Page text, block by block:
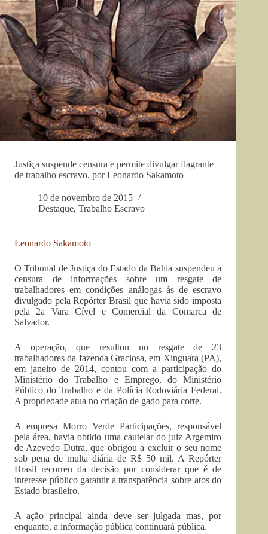
Justiça suspende censura e permite divulgar flagrante
de trabalho escravo, por Leonardo Sakamoto
10 de novembro de 2015
Destaque, Trabalho Escravo
Leonardo Sakamoto
O Tribunal de Justiça do Estado da Bahia suspendeu a
censura de informações sobre um resgate de
trabalhadores em condições análogas às de escravo
divulgado pela Repórter Brasil que havia sido imposta
pela 2a Vara Cível e Comercial da Comarca de
Salvador.
A operação, que resultou no resgate de 23
trabalhadores da fazenda Graciosa, em Xinguara (PA),
em janeiro de 2014, contou com a participação do
Ministério do Trabalho e Emprego, do Ministério
Público do Trabalho e da Polícia Rodoviária Federal.
A propriedade atua no criação de gado para corte.
A empresa Morro Verde Participações, responsável
pela área, havia obtido uma cautelar do juiz Argemiro
de Azevedo Dutra, que obrigou a excluir o seu nome
sob pena de multa diária de R$ 50 mil. A Repórter
Brasil recorreu da decisão por considerar que é de
interesse público garantir a transparência sobre atos do
Estado brasileiro.
A ação principal ainda deve ser julgada mas, por
enquanto, a informação pública continuará pública.